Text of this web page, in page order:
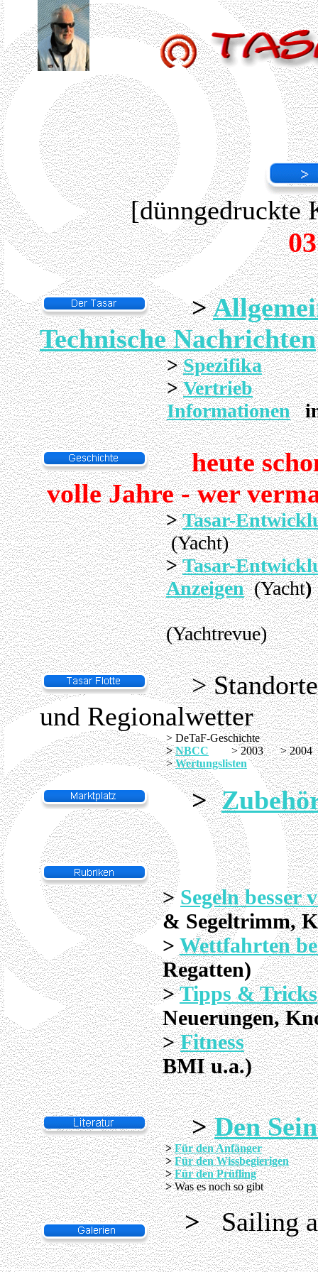
[dünngedruckte
>
Technische Nachrichten
> Spezifika
> Vertrieb
Informationen
heute
volle Jahre - wer
> Tasar-
(Yacht)
> Tasar-
Anzeigen (Yacht)
(Yachtrevue)
>
und Regionalwetter
> DeTaF-Geschichte
>NBCC
> 2003 >
>Wertungslisten
>
>Segeln besser
& Segeltrimm,
> Wettfahrten
Regatten)
>Tipps & Tricks
Neuerungen,
>Fitness
BMI u.a.)
>Den
>Für den Anfänger
>Für den Wissbegierigen
>Für den Prüfling
>Was es noch so gibt
>Sailing